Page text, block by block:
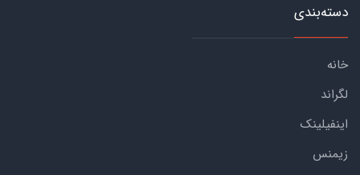
دسته‌بندی
خانه
لگراند
اینفیلینک
زیمنس